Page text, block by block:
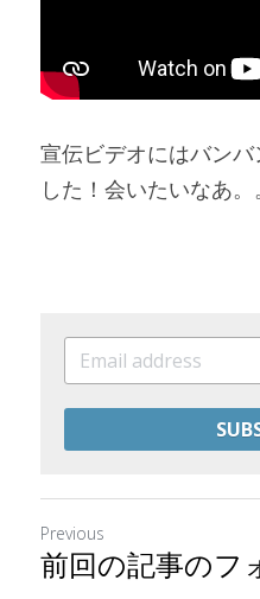
宣伝ビデオにはバン
した！会いたいなあ。
Previous
前回の記事のフ